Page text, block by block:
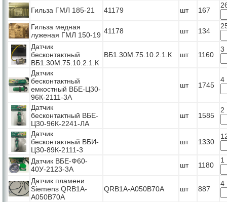
Гильза ГМЛ 185-21 41179 шт 167
Гильза медная
луженая ГМЛ 150-19 41178 шт 134
Датчик
бесконтактный
ВБ1.30М.75.10.2.1.К
ВБ1.30М.75.10.2.1.К шт 1160
3
Датчик
бесконтактный
емкостный ВБЕ-Ц30-
96К-2111-3А
шт 1745
4
Датчик
бесконтактный ВБЕ-
Ц30-96К-2241-ЛА
шт 1585
2
Датчик
бесконтактный ВБИ-
Ц30-89К-2111-3
шт 1330
Датчик ВБЕ-Ф60-
40У-2123-3А
шт 1180
1
Датчик пламени
Siemens QRB1A-
A050B70A
QRB1A-A050B70A шт 887
4